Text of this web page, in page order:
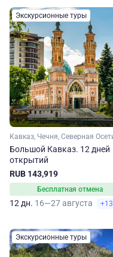
Экскурсионные туры
Большой Кавказ. 12 дней
открытий
RUB 143,919
Бесплатная отмена
12 дн. 16—27 августа +13
Экскурсионные туры